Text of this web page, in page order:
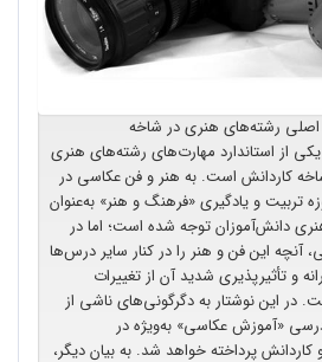
رشته‌های هنری در شاخه
از استاندارد مهارت‌های رشته‌های هنری
کاردانش است. به هنر و فن عکاسی در
تربیت و یادگیری «فرهنگ و هنر» به‌عنوان
دانش‌آموزان توجه شده است؛ اما در
آنچه این فن و هنر را در کنار سایر درس‌ها
و تأثیرپذیری شدید آن از تغییرات
در این نوشتار به دگرگونی‌های ناشی از
درسی «آموزش عکاسی» به‌ویژه در
پرداخته خواهد شد. به بیان دیگر،